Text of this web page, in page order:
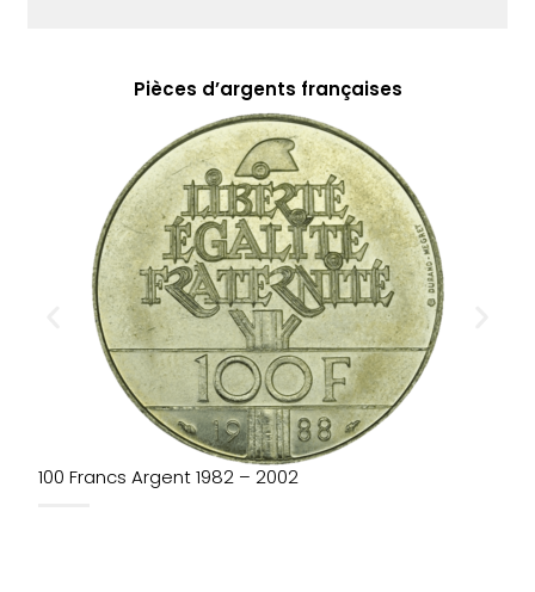
Pièces d’argents françaises
100 Francs Argent 1982 – 2002